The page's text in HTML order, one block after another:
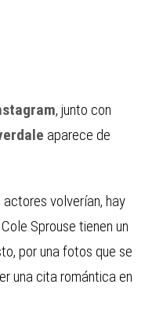
, junto con
aparece de
volverían, hay
Sprouse tienen un
por una fotos que se
una cita romántica en